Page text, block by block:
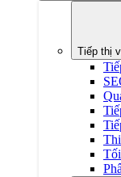
Tiếp thị